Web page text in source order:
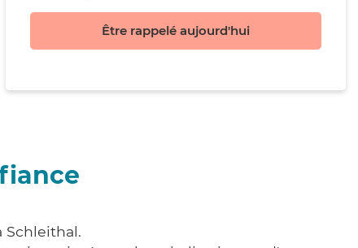
Être rappelé aujourd'hui
Schleithal.